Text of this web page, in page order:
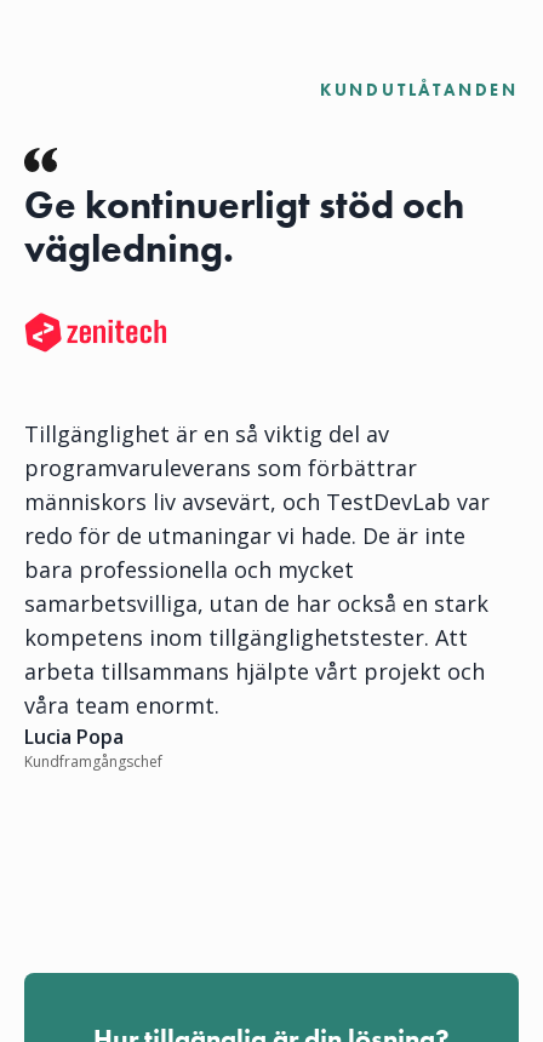
KUNDUTLÅTANDEN
Ge kontinuerligt stöd och
vägledning.
Tillgänglighet är en så viktig del av
programvaruleverans som förbättrar
människors liv avsevärt, och TestDevLab var
redo för de utmaningar vi hade. De är inte
bara professionella och mycket
samarbetsvilliga, utan de har också en stark
kompetens inom tillgänglighetstester. Att
arbeta tillsammans hjälpte vårt projekt och
våra team enormt.
Lucia Popa
Kundframgångschef